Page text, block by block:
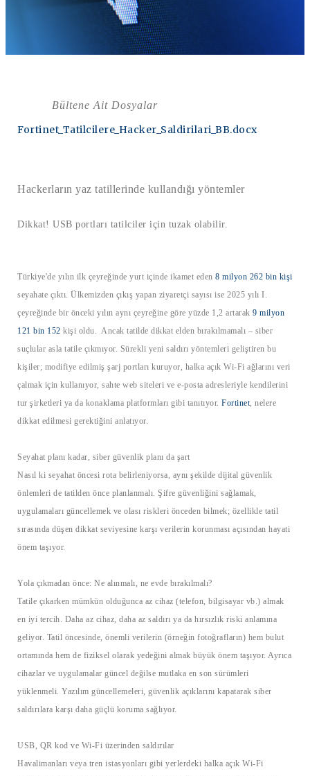
Bültene Ait Dosyalar
Fortinet_Tatilcilere_Hacker_Saldirilari_BB.docx
Hackerların yaz tatillerinde kullandığı yöntemler
Dikkat! USB portları tatilciler için tuzak olabilir.
Türkiye'de yılın ilk çeyreğinde yurt içinde ikamet eden 8 milyon 262 bin kişi
seyahate çıktı. Ülkemizden çıkış yapan ziyaretçi sayısı ise 2025 yılı I.
çeyreğinde bir önceki yılın aynı çeyreğine göre yüzde 1,2 artarak 9 milyon
121 bin 152 kişi oldu. Ancak tatilde dikkat elden bırakılmamalı – siber
suçlular asla tatile çıkmıyor. Sürekli yeni saldırı yöntemleri geliştiren bu
kişiler; modifiye edilmiş şarj portları kuruyor, halka açık Wi-Fi ağlarını veri
çalmak için kullanıyor, sahte web siteleri ve e-posta adresleriyle kendilerini
tur şirketleri ya da konaklama platformları gibi tanıtıyor. Fortinet, nelere
dikkat edilmesi gerektiğini anlatıyor.
Seyahat planı kadar, siber güvenlik planı da şart
Nasıl ki seyahat öncesi rota belirleniyorsa, aynı şekilde dijital güvenlik
önlemleri de tatilden önce planlanmalı. Şifre güvenliğini sağlamak,
uygulamaları güncellemek ve olası riskleri önceden bilmek; özellikle tatil
sırasında düşen dikkat seviyesine karşı verilerin korunması açısından hayati
önem taşıyor.
Yola çıkmadan önce: Ne alınmalı, ne evde bırakılmalı?
Tatile çıkarken mümkün olduğunca az cihaz (telefon, bilgisayar vb.) almak
en iyi tercih. Daha az cihaz, daha az saldırı ya da hırsızlık riski anlamına
geliyor. Tatil öncesinde, önemli verilerin (örneğin fotoğrafların) hem bulut
ortamında hem de fiziksel olarak yedeğini almak büyük önem taşıyor. Ayrıca
cihazlar ve uygulamalar güncel değilse mutlaka en son sürümleri
yüklenmeli. Yazılım güncellemeleri, güvenlik açıklarını kapatarak siber
saldırılara karşı daha güçlü koruma sağlıyor.
USB, QR kod ve Wi-Fi üzerinden saldırılar
Havalimanları veya tren istasyonları gibi yerlerdeki halka açık Wi-Fi